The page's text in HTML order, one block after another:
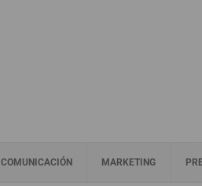
COMUNICACIÓN MARKETING